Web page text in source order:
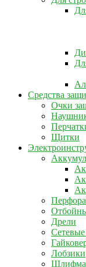
Средства
Очки
Щитки
Дрели
Лобзики